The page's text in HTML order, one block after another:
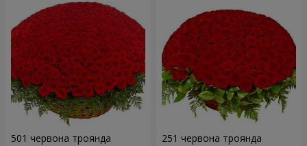
501 червона троянда 251 червона троянда